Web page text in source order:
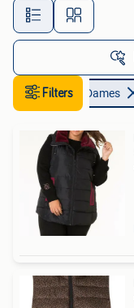
Filters
Kleding | Dames